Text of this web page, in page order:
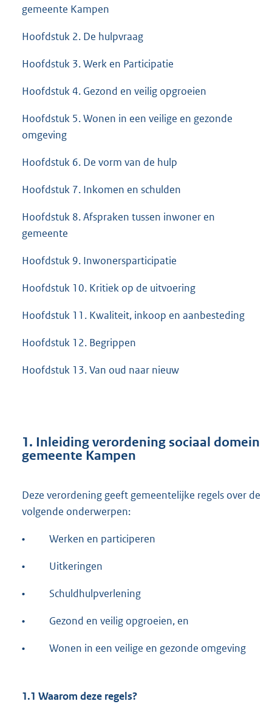
gemeente Kampen
Hoofdstuk 2. De hulpvraag
Hoofdstuk 3. Werk en Participatie
Hoofdstuk 4. Gezond en veilig opgroeien
Hoofdstuk 5. Wonen in een veilige en gezonde
omgeving
Hoofdstuk 6. De vorm van de hulp
Hoofdstuk 7. Inkomen en schulden
Hoofdstuk 8. Afspraken tussen inwoner en
gemeente
Hoofdstuk 9. Inwonersparticipatie
Hoofdstuk 10. Kritiek op de uitvoering
Hoofdstuk 11. Kwaliteit, inkoop en aanbesteding
Hoofdstuk 12. Begrippen
Hoofdstuk 13. Van oud naar nieuw
1. Inleiding verordening sociaal domein
gemeente Kampen
Deze verordening geeft gemeentelijke regels over de
volgende onderwerpen:
• Werken en participeren
• Uitkeringen
• Schuldhulpverlening
• Gezond en veilig opgroeien, en
• Wonen in een veilige en gezonde omgeving
1.1 Waarom deze regels?